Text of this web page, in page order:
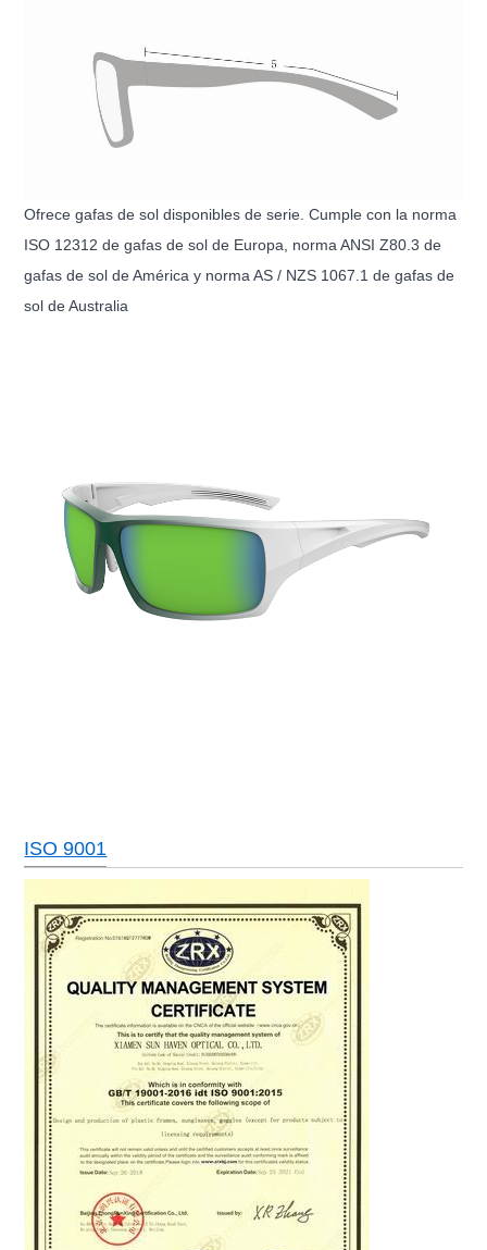
Ofrece gafas de sol disponibles de serie. Cumple con la norma
ISO 12312 de gafas de sol de Europa, norma ANSI Z80.3 de
gafas de sol de América y norma AS / NZS 1067.1 de gafas de
sol de Australia
ISO 9001